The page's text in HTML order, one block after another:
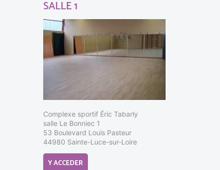
SALLE 1
Complexe sportif Éric Tabarly
salle Le Bonniec 1
53 Boulevard Louis Pasteur
44980 Sainte-Luce-sur-Loire
Y ACCEDER